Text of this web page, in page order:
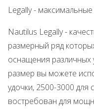
Legally -
Nautilus Legally -
размерный ряд
оснащения различных
размер вы можете
удочки, 2500-3000 для
востребован для